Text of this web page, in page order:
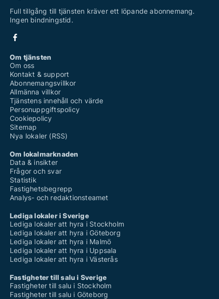
Full tillgång till tjänsten kräver ett löpande abonnemang.
Ingen bindningstid.
Om tjänsten
Om oss
Kontakt & support
Abonnemangsvillkor
Allmänna villkor
Tjänstens innehåll och värde
Personuppgiftspolicy
Cookiepolicy
Sitemap
Nya lokaler (RSS)
Om lokalmarknaden
Data & insikter
Frågor och svar
Statistik
Fastighetsbegrepp
Analys- och redaktionsteamet
Lediga lokaler i Sverige
Lediga lokaler att hyra i Stockholm
Lediga lokaler att hyra i Göteborg
Lediga lokaler att hyra i Malmö
Lediga lokaler att hyra i Uppsala
Lediga lokaler att hyra i Västerås
Fastigheter till salu i Sverige
Fastigheter till salu i Stockholm
Fastigheter till salu i Göteborg